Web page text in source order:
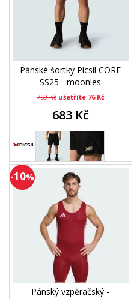
Pánské šortky Picsil CORE
SS25 - moonles
759 Kč ušetříte 76 Kč
683 Kč
-10%
Pánský vzpěračský -